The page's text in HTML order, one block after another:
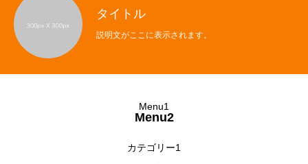
タイトル
説明文がここに表示されます。
Menu1
Menu2
カテゴリー1